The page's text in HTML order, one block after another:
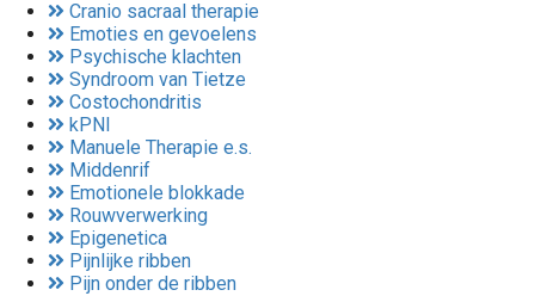
Cranio sacraal therapie
Emoties en gevoelens
Psychische klachten
Syndroom van Tietze
Costochondritis
kPNI
Manuele Therapie e.s.
Middenrif
Emotionele blokkade
Rouwverwerking
Epigenetica
Pijnlijke ribben
Pijn onder de ribben